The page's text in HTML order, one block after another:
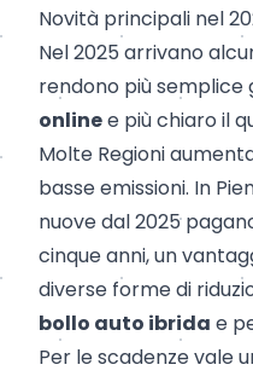
Novità principali nel
Nel 2025 arrivano
rendono più semplice
onlinee più chiaro il
Molte Regioni
basse emissioni. In
nuove dal 2025
cinque anni, un
diverse forme di
bollo auto ibrida e
Per le scadenze vale